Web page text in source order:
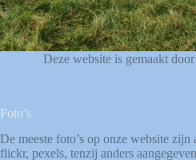
Deze website is gemaakt
Foto’s
De meeste foto’s op onze website
flickr, pexels, tenzij anders